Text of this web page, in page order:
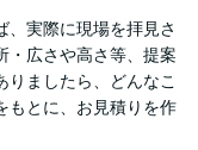
、実際に現場を拝見さ
・広さや高さ等、提案
りましたら、どんなこ
もとに、お見積りを作